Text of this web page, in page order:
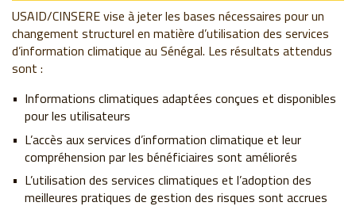
USAID/CINSERE vise à jeter les bases nécessaires pour un
changement structurel en matière d’utilisation des services
d’information climatique au Sénégal. Les résultats attendus
sont :
Informations climatiques adaptées conçues et disponibles
pour les utilisateurs
L’accès aux services d’information climatique et leur
compréhension par les bénéficiaires sont améliorés
L’utilisation des services climatiques et l’adoption des
meilleures pratiques de gestion des risques sont accrues